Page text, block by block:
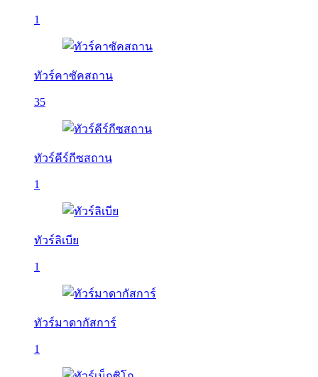
1
ทัวร์คาซัคสถาน
35
ทัวร์คีร์กีซสถาน
1
ทัวร์ลิเบีย
1
ทัวร์มาดากัสการ์
1